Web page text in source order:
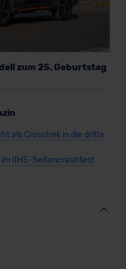
auf der
der EU-
von
46 Abs. 2 lit. c
Einwilligung freiwillig
unter
zum 25. Geburtstag
als Crosstrek in die dritte
IIHS-Seitencrashtest